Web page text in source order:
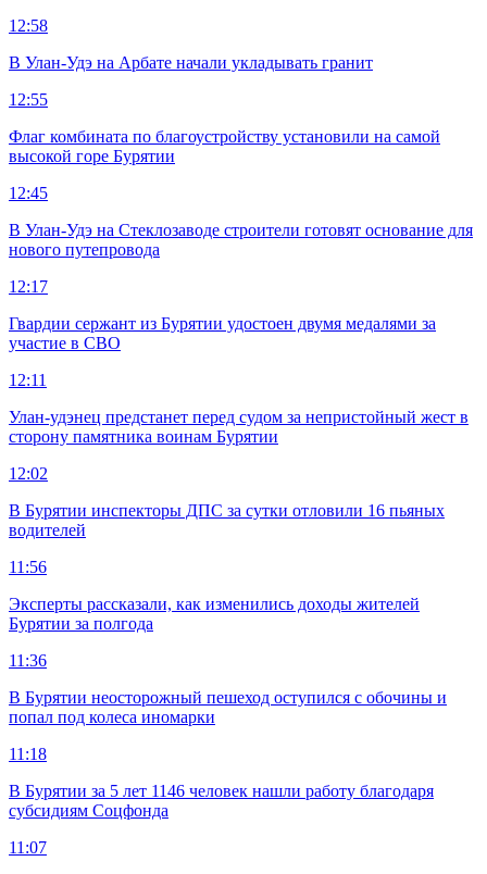
12:58
В Улан-Удэ на Арбате начали укладывать гранит
12:55
Флаг комбината по благоустройству установили на самой
высокой горе Бурятии
12:45
В Улан-Удэ на Стеклозаводе строители готовят основание для
нового путепровода
12:17
Гвардии сержант из Бурятии удостоен двумя медалями за
участие в СВО
12:11
Улан-удэнец предстанет перед судом за непристойный жест в
сторону памятника воинам Бурятии
12:02
В Бурятии инспекторы ДПС за сутки отловили 16 пьяных
водителей
11:56
Эксперты рассказали, как изменились доходы жителей
Бурятии за полгода
11:36
В Бурятии неосторожный пешеход оступился с обочины и
попал под колеса иномарки
11:18
В Бурятии за 5 лет 1146 человек нашли работу благодаря
субсидиям Соцфонда
11:07